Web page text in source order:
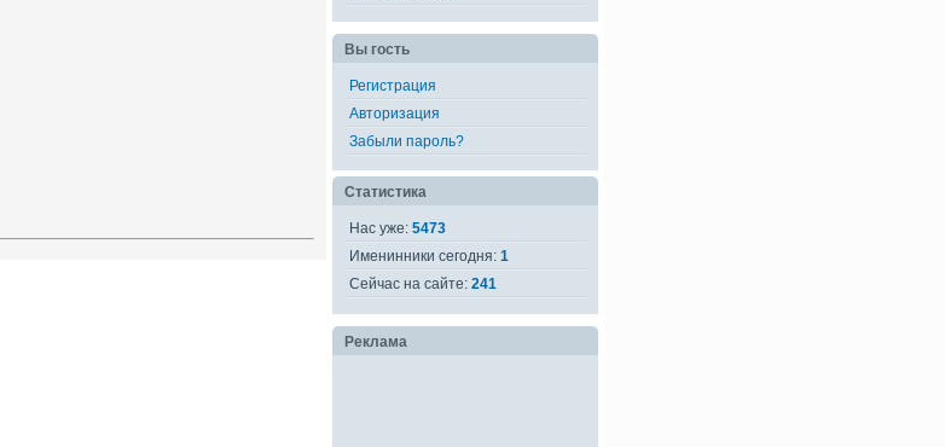
Вы гость
Регистрация
Авторизация
Забыли пароль?
Статистика
Нас уже: 5473
Именинники сегодня: 1
Сейчас на сайте: 241
Реклама